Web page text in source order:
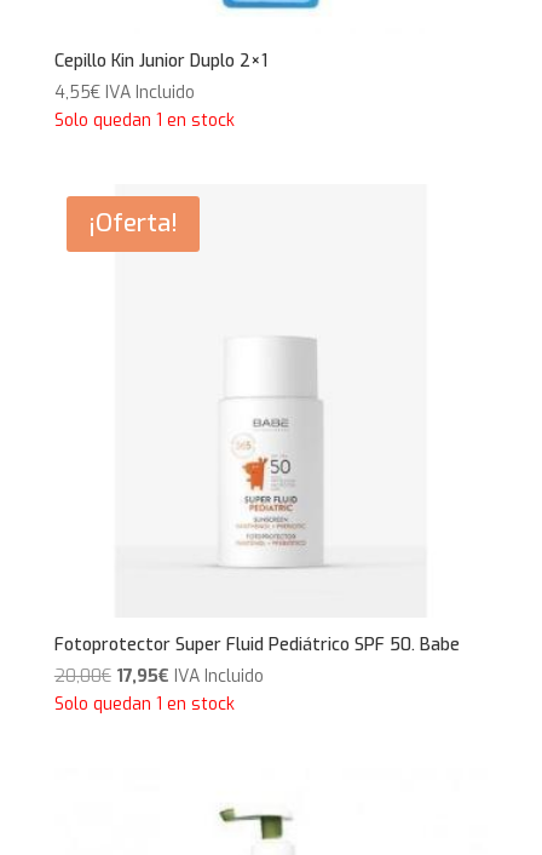
Cepillo Kin Junior Duplo 2×1
4,55€ IVA Incluido
Solo quedan 1 en stock
¡Oferta!
Fotoprotector Super Fluid Pediátrico SPF 50. Babe
20,00€ El
precio
17,95€El
precio
IVA Incluido
Solo quedan 1 en stock